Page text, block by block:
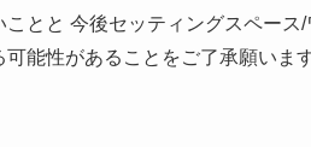
とと 今後セッティングスペース
能性があることをご了承願います